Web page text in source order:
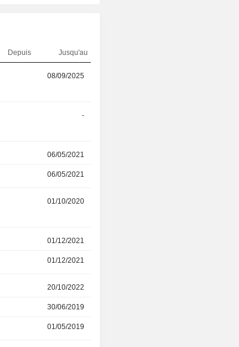
Depuis Jusqu'au
08/09/2025
-
06/05/2021
06/05/2021
01/10/2020
01/12/2021
01/12/2021
20/10/2022
30/06/2019
01/05/2019